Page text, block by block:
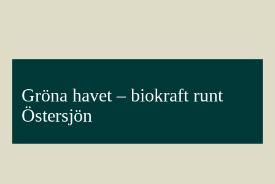
Gröna havet – biokraft runt
Östersjön